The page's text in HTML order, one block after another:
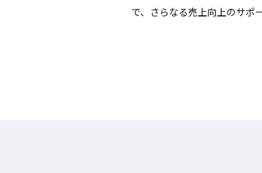
で、さらなる売上向上のサポ